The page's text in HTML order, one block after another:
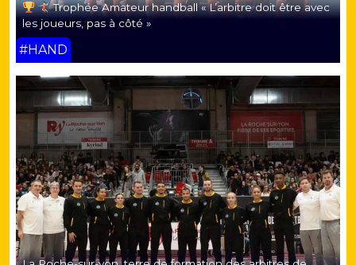
Trophée Amateur handball « L’arbitre doit être avec
les joueurs, pas à côté »
#HAND